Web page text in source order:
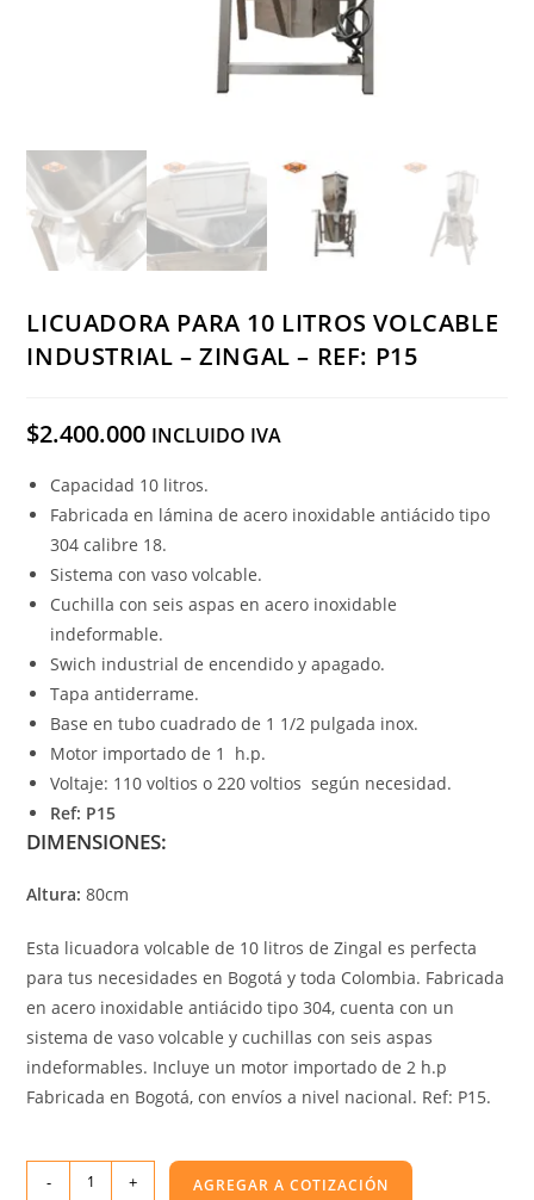
LICUADORA PARA 10 LITROS VOLCABLE
INDUSTRIAL – ZINGAL – REF: P15
$2.400.000 INCLUIDO IVA
Capacidad 10 litros.
Fabricada en lámina de acero inoxidable antiácido tipo
304 calibre 18.
Sistema con vaso volcable.
Cuchilla con seis aspas en acero inoxidable
indeformable.
Swich industrial de encendido y apagado.
Tapa antiderrame.
Base en tubo cuadrado de 1 1/2 pulgada inox.
Motor importado de 1 h.p.
Voltaje: 110 voltios o 220 voltios según necesidad.
Ref: P15
DIMENSIONES:
Altura: 80cm
Esta licuadora volcable de 10 litros de Zingal es perfecta
para tus necesidades en Bogotá y toda Colombia. Fabricada
en acero inoxidable antiácido tipo 304, cuenta con un
sistema de vaso volcable y cuchillas con seis aspas
indeformables. Incluye un motor importado de 2 h.p
Fabricada en Bogotá, con envíos a nivel nacional. Ref: P15.
- + AGREGAR A COTIZACIÓN